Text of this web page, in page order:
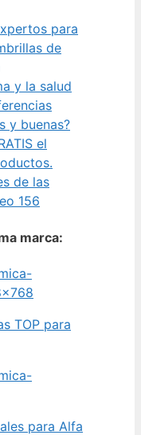
para
de
y la salud
y buenas?
el
de las
156
marca:
TOP para
para Alfa